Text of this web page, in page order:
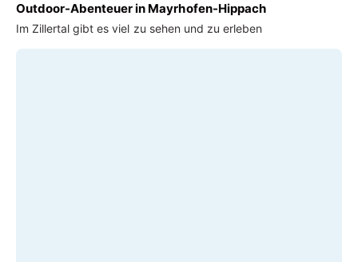
Outdoor-Abenteuer in Mayrhofen-Hippach
Im Zillertal gibt es viel zu sehen und zu erleben